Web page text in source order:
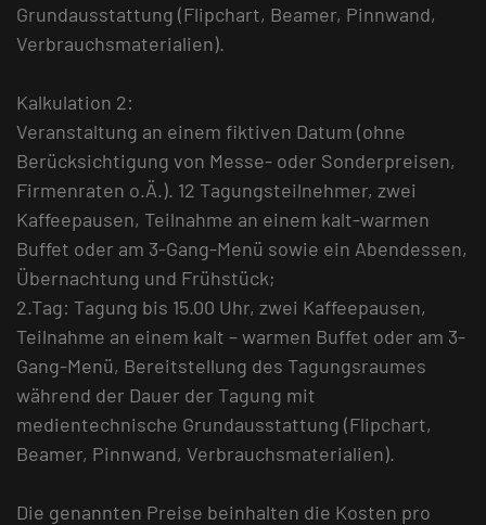
Grundausstattung (Flipchart, Beamer, Pinnwand,
Verbrauchsmaterialien).
Kalkulation 2:
Veranstaltung an einem fiktiven Datum (ohne
Berücksichtigung von Messe- oder Sonderpreisen,
Firmenraten o.Ä.). 12 Tagungsteilnehmer, zwei
Kaffeepausen, Teilnahme an einem kalt-warmen
Buffet oder am 3-Gang-Menü sowie ein Abendessen,
Übernachtung und Frühstück;
2.Tag: Tagung bis 15.00 Uhr, zwei Kaffeepausen,
Teilnahme an einem kalt – warmen Buffet oder am 3-
Gang-Menü, Bereitstellung des Tagungsraumes
während der Dauer der Tagung mit
medientechnische Grundausstattung (Flipchart,
Beamer, Pinnwand, Verbrauchsmaterialien).
Die genannten Preise beinhalten die Kosten pro